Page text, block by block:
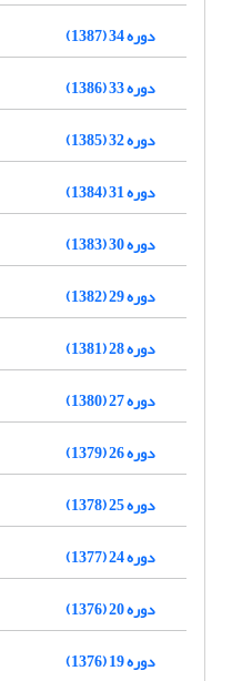
دوره 34 (1387)
دوره 33 (1386)
دوره 32 (1385)
دوره 31 (1384)
دوره 30 (1383)
دوره 29 (1382)
دوره 28 (1381)
دوره 27 (1380)
دوره 26 (1379)
دوره 25 (1378)
دوره 24 (1377)
دوره 20 (1376)
دوره 19 (1376)